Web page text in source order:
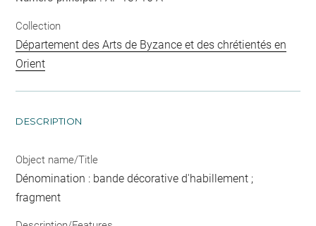
Collection
Département des Arts de Byzance et des chrétientés en
Orient
DESCRIPTION
Object name/Title
Dénomination : bande décorative d'habillement ;
fragment